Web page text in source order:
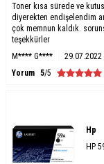
Toner kısa sürede ve
diyerekten endişelendim
çok memnun kaldık.
teşekkürler
M**** G****
29.07.2022
Yorum 5/5
Hp
HP